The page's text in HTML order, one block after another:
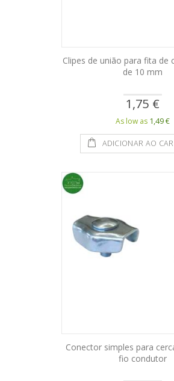
Clipes de união para fita de
de 10 mm
1,75 €
As low as 1,49 €
ADICIONAR AO
Conector simples para
fio condutor